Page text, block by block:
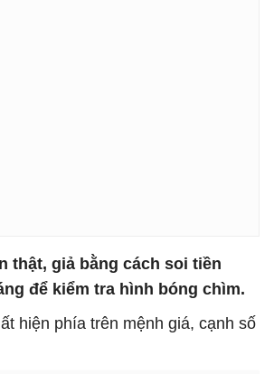
thật, giả bằng cách soi tiền
để kiểm tra hình bóng chìm.
hiện phía trên mệnh giá, cạnh số